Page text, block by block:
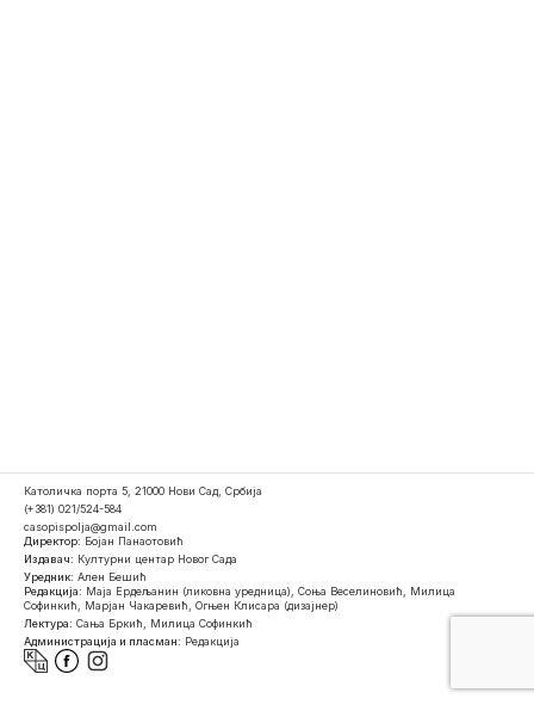
Католичка порта 5, 21000 Нови Сад, Србија
(+381) 021/524-584
casopispolja@gmail.com
Директор: Бојан Панаотовић
Издавач: Културни центар Новог Сада
Уредник: Ален Бешић
Редакција: Маја Ердељанин (ликовна уредница), Соња Веселиновић, Милица
Софинкић, Марјан Чакаревић, Огњен Клисара (дизајнер)
Лектура: Сања Бркић, Милица Софинкић
Администрација и пласман: Редакција